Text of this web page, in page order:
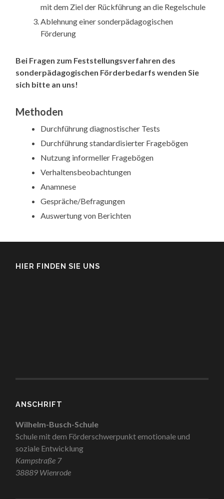
mit dem Ziel der Rückführung an die Regelschule
Ablehnung einer sonderpädagogischen
Förderung
Bei Fragen zum Feststellungsverfahren des
sonderpädagogischen Förderbedarfs wenden Sie
sich bitte an uns!
Methoden
Durchführung diagnostischer Tests
Durchführung standardisierter Fragebögen
Nutzung informeller Fragebögen
Verhaltensbeobachtungen
Anamnese
Gespräche/Befragungen
Auswertung von Berichten
HIER FINDEN SIE UNS
ANSCHRIFT
Wilhelm-Busch-Schule
Schule mit dem Förderschwerpunkt emotionale und
soziale Entwicklung
Kampstraße 7
38889 Wienrode